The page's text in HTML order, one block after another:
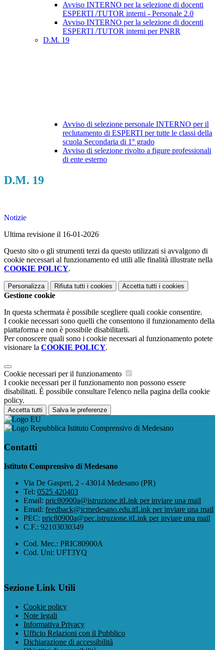
Avviso INTERNO per la selezione di docenti
ESPERTI /TUTOR interni - Personale 2.0
Avviso INTERNO per la selezione di docenti
ESPERTI /TUTOR interni per PNRR
D.M. 19
Avviso di selezione personale INTERNO per il
reclutamento di ESPERTI per tutte le classi della
scuola Secondaria di 1° grado
Avviso di selezione rivolto a figure professionali
di ente esterno
D.M. 19
Notizie
Ultima revisione il 16-01-2026
Questo sito o gli strumenti terzi da questo utilizzati si avvalgono di
cookie necessari al funzionamento ed utili alle finalità illustrate nella
COOKIE POLICY.
Personalizza Rifiuta tutti i cookies Accetta tutti i cookies
Gestione cookie
In questa schermata è possibile scegliere quali cookie consentire.
I cookie necessari sono quelli che consentono il funzionamento della
piattaforma e non è possibile disabilitarli.
Per conoscere quali sono i cookie necessari al funzionamento potete
visionare la COOKIE POLICY.
Cookie necessari per il funzionamento
I cookie necessari per il funzionamento non possono essere
disabilitati. È possibile consultare l'elenco nella pagina della cookie
policy.
Accetta tutti Salva le preferenze
Istituto Comprensivo di Medesano
Contatti
Istituto Comprensivo di Medesano
Via De Gasperi, 2 - 43014 Medesano (PR)
Tel: 0525 420403
Email: pric80900a@istruzione.itLink per inviare una mail
Email: feedback@icmedesano.edu.itLink per inviare una mail
PEC: pric80900a@pec.istruzione.itLink per inviare una mail
C.F.: 92103030349
Cod. Mec.: PRIC80900A
Cod. Uni: UFT3YQ
Sezione Link Utili
Cookie policy
Note legali
Informativa Privacy
Ufficio Relazioni con il Pubblico
Dichiarazione di accessibilità